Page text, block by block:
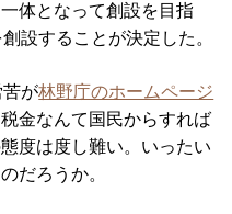
体となって創設を目指
設することが決定した。
が林野庁のホームページ
金なんて国民からすれば
度は度し難い。いったい
だろうか。